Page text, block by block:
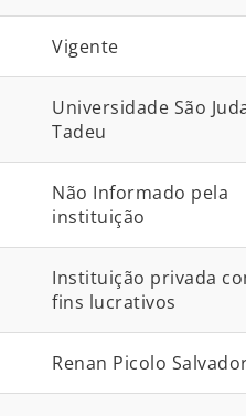
Vigente
Universidade São
Tadeu
Não Informado pela
instituição
Instituição privada
fins lucrativos
Renan Picolo